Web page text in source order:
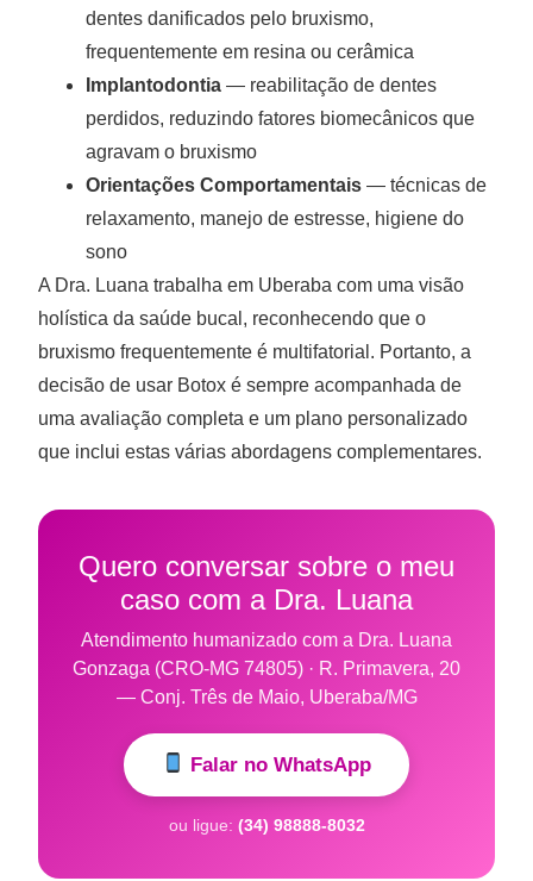
dentes danificados pelo bruxismo,
frequentemente em resina ou cerâmica
Implantodontia — reabilitação de dentes
perdidos, reduzindo fatores biomecânicos que
agravam o bruxismo
Orientações Comportamentais — técnicas de
relaxamento, manejo de estresse, higiene do
sono
A Dra. Luana trabalha em Uberaba com uma visão
holística da saúde bucal, reconhecendo que o
bruxismo frequentemente é multifatorial. Portanto, a
decisão de usar Botox é sempre acompanhada de
uma avaliação completa e um plano personalizado
que inclui estas várias abordagens complementares.
Quero conversar sobre o meu
caso com a Dra. Luana
Atendimento humanizado com a Dra. Luana
Gonzaga (CRO-MG 74805) · R. Primavera, 20
— Conj. Três de Maio, Uberaba/MG
Falar no WhatsApp
ou ligue: (34) 98888-8032